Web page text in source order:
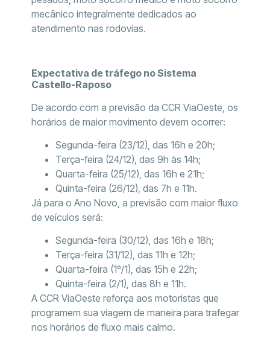
mecânico integralmente dedicados ao
atendimento nas rodovias.
Expectativa de tráfego no Sistema
Castello-Raposo
De acordo com a previsão da CCR ViaOeste, os
horários de maior movimento devem ocorrer:
Segunda-feira (23/12), das 16h e 20h;
Terça-feira (24/12), das 9h às 14h;
Quarta-feira (25/12), das 16h e 21h;
Quinta-feira (26/12), das 7h e 11h.
Já para o Ano Novo, a previsão com maior fluxo
de veículos será:
Segunda-feira (30/12), das 16h e 18h;
Terça-feira (31/12), das 11h e 12h;
Quarta-feira (1º/1), das 15h e 22h;
Quinta-feira (2/1), das 8h e 11h.
A CCR ViaOeste reforça aos motoristas que
programem sua viagem de maneira para trafegar
nos horários de fluxo mais calmo.